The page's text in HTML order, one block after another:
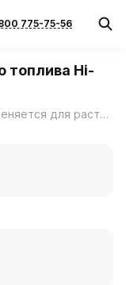
775-75-56
топлива Hi-
Размораживатель Hi-Gear HG4117 применяется для растворения застывшего дизельного топлива.